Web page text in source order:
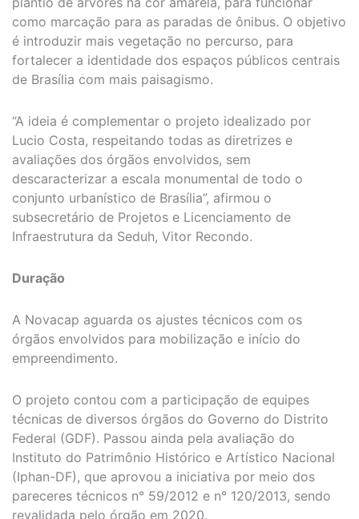
como marcação para as paradas de ônibus. O objetivo
é introduzir mais vegetação no percurso, para
fortalecer a identidade dos espaços públicos centrais
de Brasília com mais paisagismo.
“A ideia é complementar o projeto idealizado por
Lucio Costa, respeitando todas as diretrizes e
avaliações dos órgãos envolvidos, sem
descaracterizar a escala monumental de todo o
conjunto urbanístico de Brasília”, afirmou o
subsecretário de Projetos e Licenciamento de
Infraestrutura da Seduh, Vitor Recondo.
Duração
A Novacap aguarda os ajustes técnicos com os
órgãos envolvidos para mobilização e início do
empreendimento.
O projeto contou com a participação de equipes
técnicas de diversos órgãos do Governo do Distrito
Federal (GDF). Passou ainda pela avaliação do
Instituto do Patrimônio Histórico e Artístico Nacional
(Iphan-DF), que aprovou a iniciativa por meio dos
pareceres técnicos n° 59/2012 e n° 120/2013, sendo
revalidada pelo órgão em 2020.